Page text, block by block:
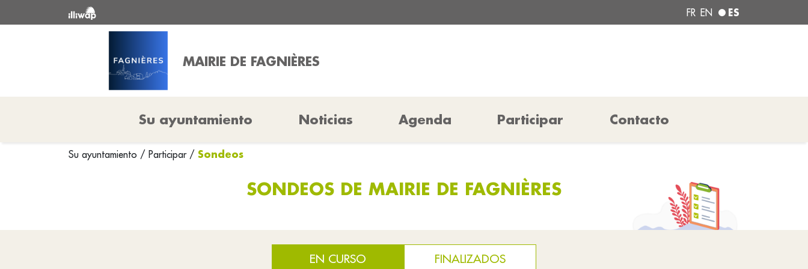
FR EN ES
MAIRIE DE FAGNIÈRES
Su ayuntamiento Noticias Agenda Participar Contacto
Su ayuntamiento / Participar/ Sondeos
SONDEOS DE MAIRIE DE FAGNIÈRES
EN CURSO FINALIZADOS